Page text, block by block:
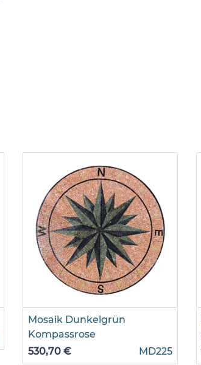
Mosaik Dunkelgrün
Kompassrose
530,70 €
MD225